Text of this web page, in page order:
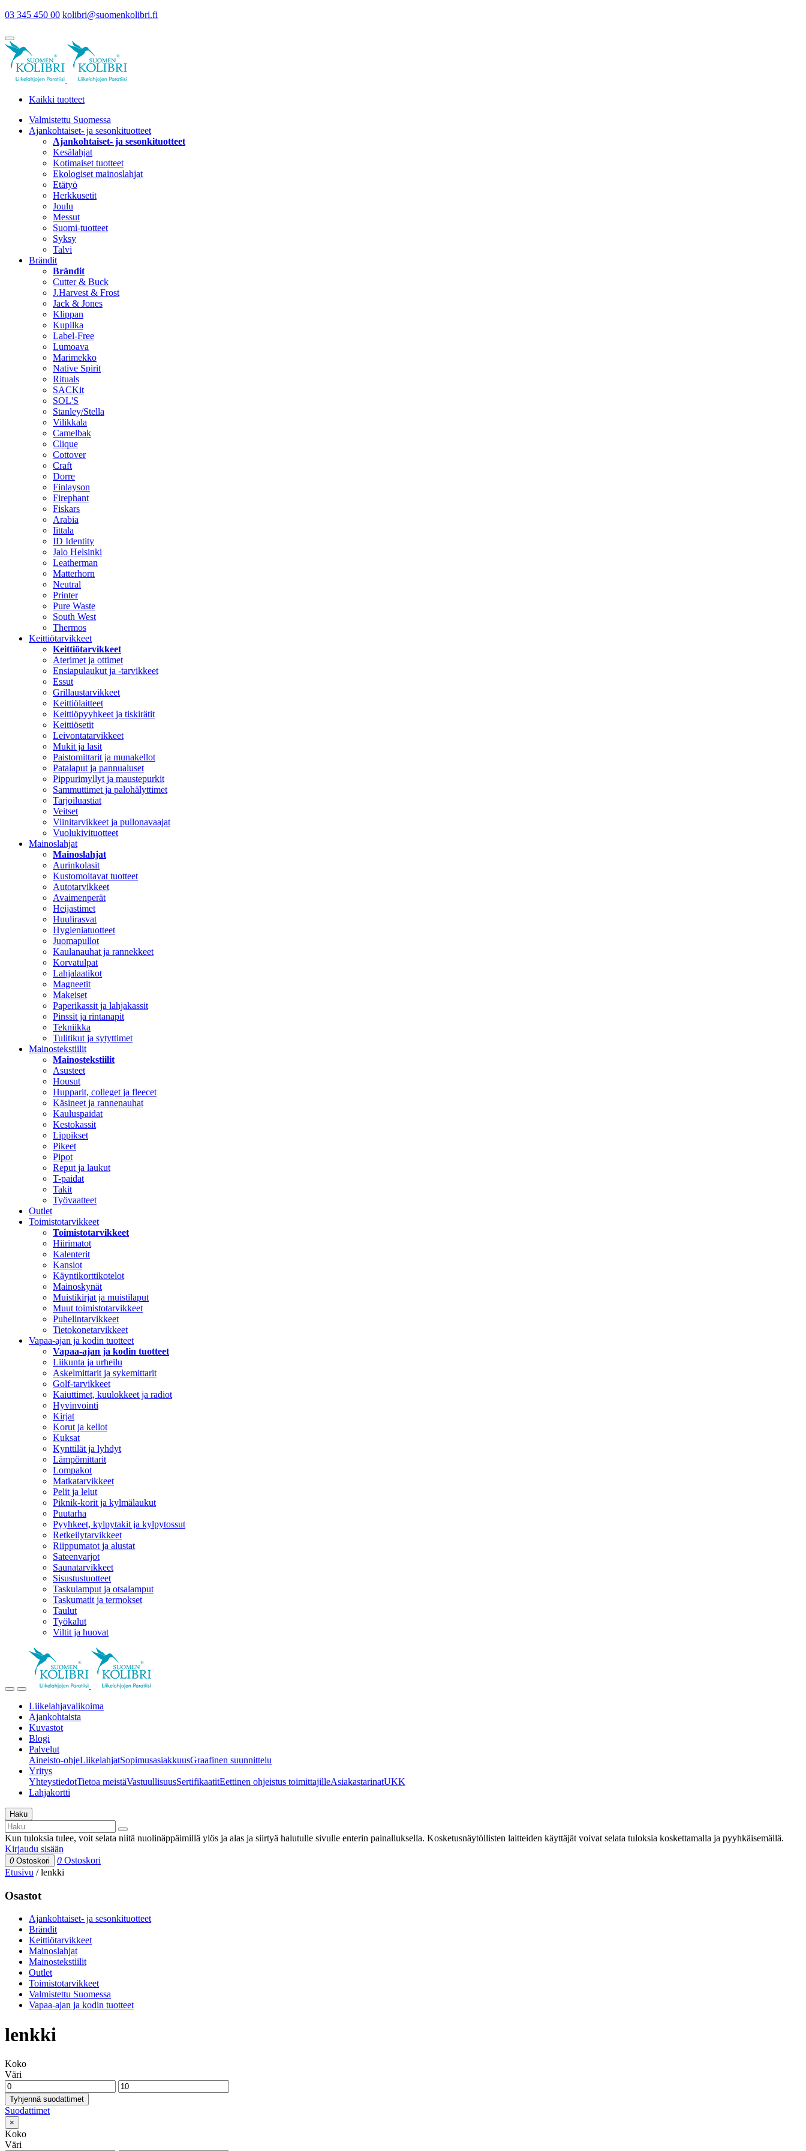
03 345 450 00 kolibri@suomenkolibri.fi
Kaikki tuotteet
Valmistettu Suomessa
Ajankohtaiset- ja sesonkituotteet
Ajankohtaiset- ja sesonkituotteet
Kesälahjat
Kotimaiset tuotteet
Ekologiset mainoslahjat
Etätyö
Herkkusetit
Joulu
Messut
Suomi-tuotteet
Syksy
Talvi
Brändit
Brändit
Cutter & Buck
J.Harvest & Frost
Jack & Jones
Klippan
Kupilka
Label-Free
Lumoava
Marimekko
Native Spirit
Rituals
SACKit
SOL'S
Stanley/Stella
Vilikkala
Camelbak
Clique
Cottover
Craft
Dorre
Finlayson
Firephant
Fiskars
Arabia
Iittala
ID Identity
Jalo Helsinki
Leatherman
Matterhorn
Neutral
Printer
Pure Waste
South West
Thermos
Keittiötarvikkeet
Keittiötarvikkeet
Aterimet ja ottimet
Ensiapulaukut ja -tarvikkeet
Essut
Grillaustarvikkeet
Keittiölaitteet
Keittiöpyyhkeet ja tiskirätit
Keittiösetit
Leivontatarvikkeet
Mukit ja lasit
Paistomittarit ja munakellot
Patalaput ja pannualuset
Pippurimyllyt ja maustepurkit
Sammuttimet ja palohälyttimet
Tarjoiluastiat
Veitset
Viinitarvikkeet ja pullonavaajat
Vuolukivituotteet
Mainoslahjat
Mainoslahjat
Aurinkolasit
Kustomoitavat tuotteet
Autotarvikkeet
Avaimenperät
Heijastimet
Huulirasvat
Hygieniatuotteet
Juomapullot
Kaulanauhat ja rannekkeet
Korvatulpat
Lahjalaatikot
Magneetit
Makeiset
Paperikassit ja lahjakassit
Pinssit ja rintanapit
Tekniikka
Tulitikut ja sytyttimet
Mainostekstiilit
Mainostekstiilit
Asusteet
Housut
Hupparit, colleget ja fleecet
Käsineet ja rannenauhat
Kauluspaidat
Kestokassit
Lippikset
Pikeet
Pipot
Reput ja laukut
T-paidat
Takit
Työvaatteet
Outlet
Toimistotarvikkeet
Toimistotarvikkeet
Hiirimatot
Kalenterit
Kansiot
Käyntikorttikotelot
Mainoskynät
Muistikirjat ja muistilaput
Muut toimistotarvikkeet
Puhelintarvikkeet
Tietokonetarvikkeet
Vapaa-ajan ja kodin tuotteet
Vapaa-ajan ja kodin tuotteet
Liikunta ja urheilu
Askelmittarit ja sykemittarit
Golf-tarvikkeet
Kaiuttimet, kuulokkeet ja radiot
Hyvinvointi
Kirjat
Korut ja kellot
Kuksat
Kynttilät ja lyhdyt
Lämpömittarit
Lompakot
Matkatarvikkeet
Pelit ja lelut
Piknik-korit ja kylmälaukut
Puutarha
Pyyhkeet, kylpytakit ja kylpytossut
Retkeilytarvikkeet
Riippumatot ja alustat
Sateenvarjot
Saunatarvikkeet
Sisustustuotteet
Taskulamput ja otsalamput
Taskumatit ja termokset
Taulut
Työkalut
Viltit ja huovat
Liikelahjavalikoima
Ajankohtaista
Kuvastot
Blogi
Palvelut
Aineisto-ohjeLiikelahjatSopimusasiakkuusGraafinen suunnittelu
Yritys
YhteystiedotTietoa meistäVastuullisuusSertifikaatitEettinen ohjeistus toimittajilleAsiakastarinatUKK
Lahjakortti
Haku
Kun tuloksia tulee, voit selata niitä nuolinäppäimillä ylös ja alas ja siirtyä halutulle sivulle enterin painalluksella. Kosketusnäytöllisten laitteiden käyttäjät voivat selata tuloksia koskettamalla ja pyyhkäisemällä.
Kirjaudu sisään
0 Ostoskori 0 Ostoskori
Etusivu /lenkki
Osastot
Ajankohtaiset- ja sesonkituotteet
Brändit
Keittiötarvikkeet
Mainoslahjat
Mainostekstiilit
Outlet
Toimistotarvikkeet
Valmistettu Suomessa
Vapaa-ajan ja kodin tuotteet
lenkki
Koko
Väri
Tyhjennä suodattimet
Suodattimet
×
Koko
Väri